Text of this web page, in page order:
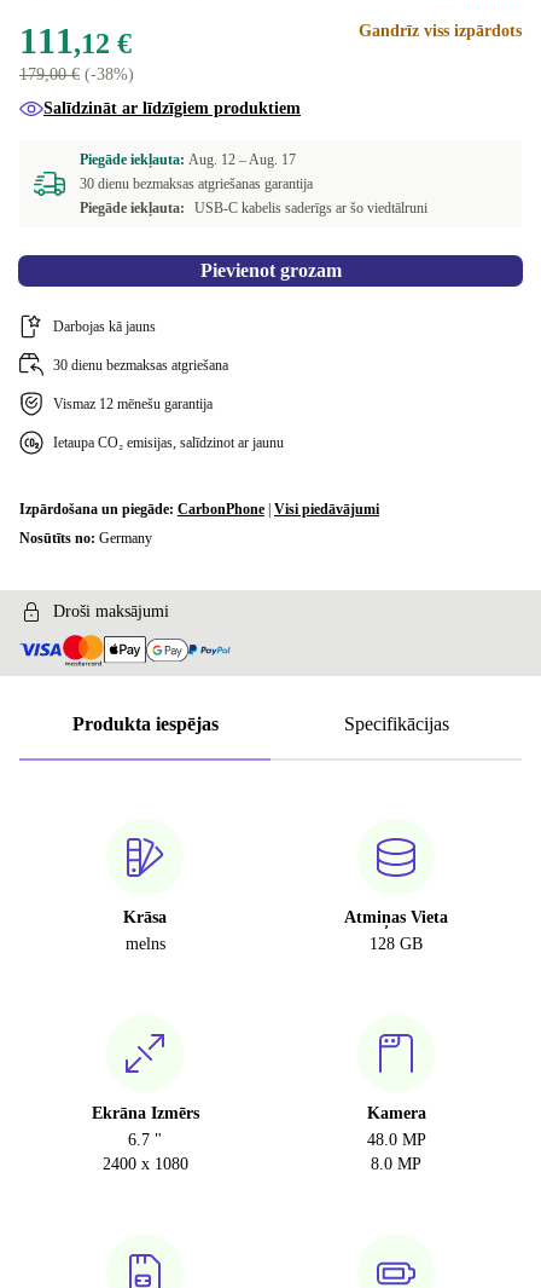
111,12 €
179,00 € (-38%)
Gandrīz viss izpārdots
Salīdzināt ar līdzīgiem produktiem
Piegāde iekļauta: Aug. 12 –Aug. 17
30 dienu bezmaksas atgriešanas garantija
Piegāde iekļauta:
USB-C kabelis saderīgs ar šo viedtālruni
Pievienot grozam
Darbojas kā jauns
30 dienu bezmaksas atgriešana
Vismaz 12 mēnešu garantija
Ietaupa CO₂ emisijas, salīdzinot ar jaunu
Izpārdošana un piegāde: CarbonPhone Visi piedāvājumi
Nosūtīts no: Germany
Droši maksājumi
Produkta iespējas Specifikācijas
Krāsa
melns
Atmiņas Vieta
128 GB
Ekrāna Izmērs
6.7 "
2400 x 1080
Kamera
48.0 MP
8.0 MP